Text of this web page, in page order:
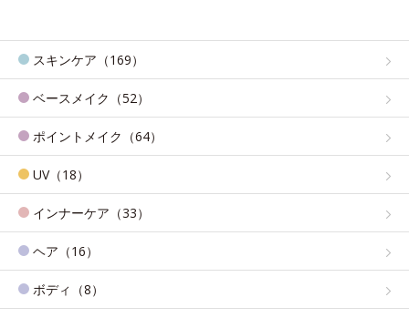
スキンケア（169）
ベースメイク（52）
ポイントメイク（64）
UV（18）
インナーケア（33）
ヘア（16）
ボディ（8）